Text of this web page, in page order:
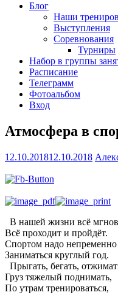
Блог
Наши
Выступления
Соревнования
Турниры
Набор в группы
Расписание
Телеграмм
Фотоальбом
Вход
Атмосфера в
12.10.201812.10.2018
В нашей жизни всё
Всё проходит и пройдёт.
Спортом надо непременно
Заниматься круглый год.
Прыгать, бегать,
Груз тяжелый поднимать,
По утрам тренироваться,